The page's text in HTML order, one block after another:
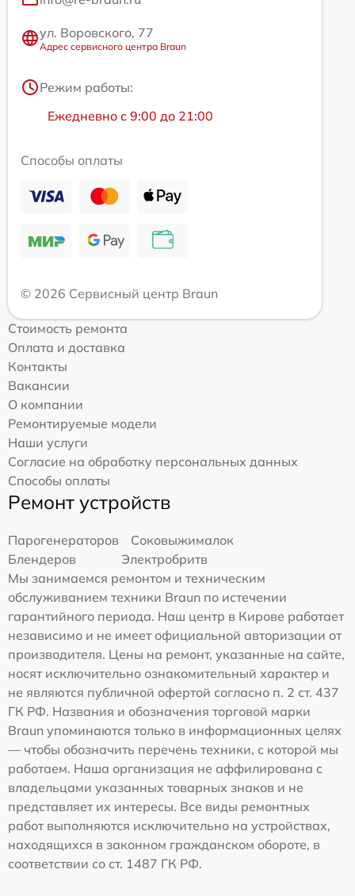
ул. Воровского, 77
Адрес сервисного центра Braun
Режим работы:
Ежедневно с 9:00 до 21:00
Способы оплаты
© 2026 Сервисный центр Braun
Стоимость ремонта
Оплата и доставка
Контакты
Вакансии
О компании
Ремонтируемые модели
Наши услуги
Согласие на обработку персональных данных
Способы оплаты
Ремонт устройств
Парогенераторов
Соковыжималок
Блендеров
Электробритв
Мы занимаемся ремонтом и техническим
обслуживанием техники Braun по истечении
гарантийного периода. Наш центр в Кирове работает
независимо и не имеет официальной авторизации от
производителя. Цены на ремонт, указанные на сайте,
носят исключительно ознакомительный характер и
не являются публичной офертой согласно п. 2 ст. 437
ГК РФ. Названия и обозначения торговой марки
Braun упоминаются только в информационных целях
— чтобы обозначить перечень техники, с которой мы
работаем. Наша организация не аффилирована с
владельцами указанных товарных знаков и не
представляет их интересы. Все виды ремонтных
работ выполняются исключительно на устройствах,
находящихся в законном гражданском обороте, в
соответствии со ст. 1487 ГК РФ.